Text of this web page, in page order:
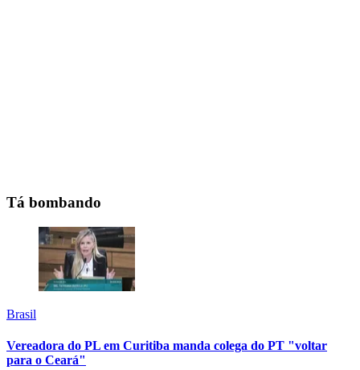
Tá bombando
Brasil
Vereadora do PL em Curitiba manda colega do PT "voltar
para o Ceará"